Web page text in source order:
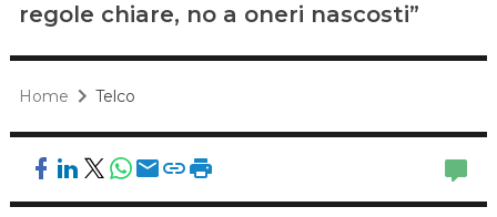
regole chiare, no a oneri nascosti”
Home Telco